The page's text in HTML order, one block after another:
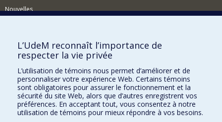
Nouvelles
Comment soutenir le Département?
BESOIN D'AIDE?
Plan du site
Signaler une erreur
Accessibilité
FACULTÉ DES ARTS ET DES SCIENCES
L’UdeM reconnaît l’importance de
respecter la vie privée
L’utilisation de témoins nous permet d’améliorer et de
personnaliser votre expérience Web. Certains témoins
sont obligatoires pour assurer le fonctionnement et la
sécurité du site Web, alors que d’autres enregistrent vos
préférences. En acceptant tout, vous consentez à notre
utilisation de témoins pour mieux répondre à vos besoins.